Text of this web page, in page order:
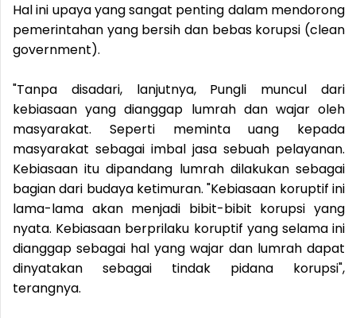
Hal ini upaya yang sangat penting dalam mendorong
pemerintahan yang bersih dan bebas korupsi (clean
government).
"Tanpa disadari, lanjutnya, Pungli muncul dari
kebiasaan yang dianggap lumrah dan wajar oleh
masyarakat. Seperti meminta uang kepada
masyarakat sebagai imbal jasa sebuah pelayanan.
Kebiasaan itu dipandang lumrah dilakukan sebagai
bagian dari budaya ketimuran. "Kebiasaan koruptif ini
lama-lama akan menjadi bibit-bibit korupsi yang
nyata. Kebiasaan berprilaku koruptif yang selama ini
dianggap sebagai hal yang wajar dan lumrah dapat
dinyatakan sebagai tindak pidana korupsi",
terangnya.